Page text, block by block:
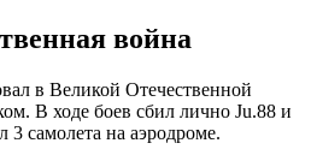
война
в Великой Отечественной
В ходе боев сбил лично Ju.88 и
самолета на аэродроме.